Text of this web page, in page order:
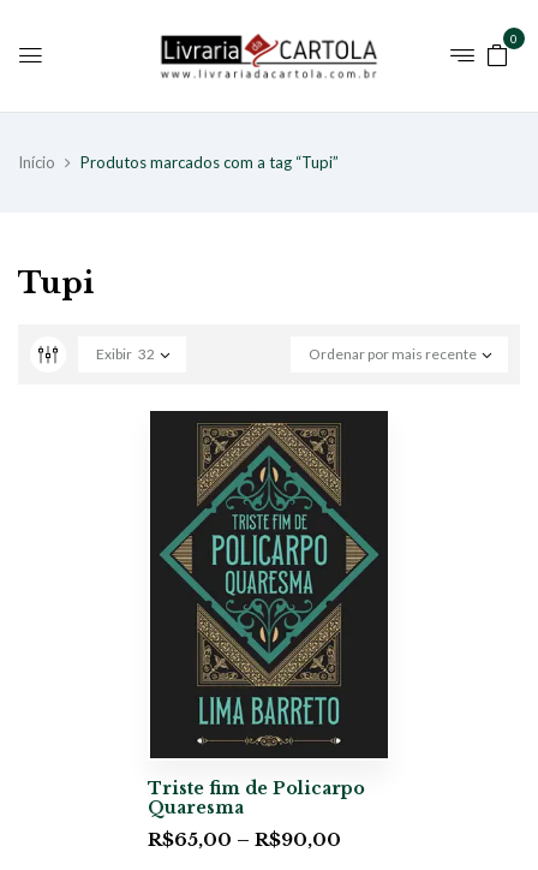
0
Início Produtos marcados com a tag “Tupi”
Tupi
Ordenar por mais recente
Exibir 32
Triste fim de Policarpo
Quaresma
R$65,00 – R$90,00